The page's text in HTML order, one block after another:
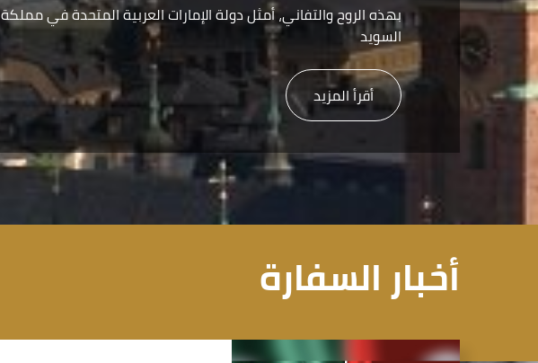
بهذه الروح والتفاني، أمثل دولة الإمارات العربية المتحدة في مملكة
السويد
أقرأ المزيد
أخبار السفارة